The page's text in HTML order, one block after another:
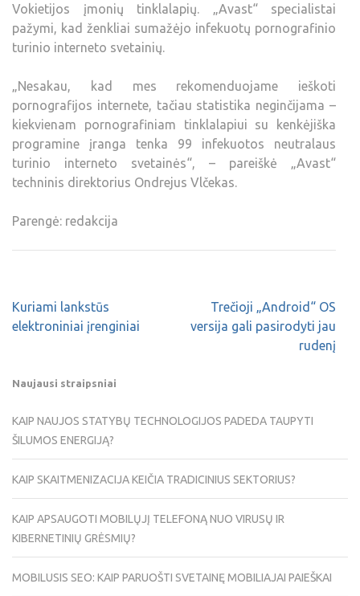
Vokietijos įmonių tinklalapių. „Avast“ specialistai
pažymi, kad ženkliai sumažėjo infekuotų pornografinio
turinio interneto svetainių.
„Nesakau, kad mes rekomenduojame ieškoti
pornografijos internete, tačiau statistika neginčijama –
kiekvienam pornografiniam tinklalapiui su kenkėjiška
programine įranga tenka 99 infekuotos neutralaus
turinio interneto svetainės“, – pareiškė „Avast“
techninis direktorius Ondrejus Vlčekas.
Parengė: redakcija
Kuriami lankstūs
elektroniniai įrenginiai
Trečioji „Android“ OS
versija gali pasirodyti jau
rudenį
Naujausi straipsniai
KAIP NAUJOS STATYBŲ TECHNOLOGIJOS PADEDA TAUPYTI
ŠILUMOS ENERGIJĄ?
KAIP SKAITMENIZACIJA KEIČIA TRADICINIUS SEKTORIUS?
KAIP APSAUGOTI MOBILŲJĮ TELEFONĄ NUO VIRUSŲ IR
KIBERNETINIŲ GRĖSMIŲ?
MOBILUSIS SEO: KAIP PARUOŠTI SVETAINĘ MOBILIAJAI PAIEŠKAI